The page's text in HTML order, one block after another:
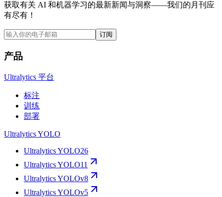
获取有关 AI 和机器学习的最新新闻与洞察——我们的月刊应
有尽有！
订阅
产品
Ultralytics 平台
标注
训练
部署
Ultralytics YOLO
Ultralytics YOLO26
Ultralytics YOLO11
Ultralytics YOLOv8
Ultralytics YOLOv5